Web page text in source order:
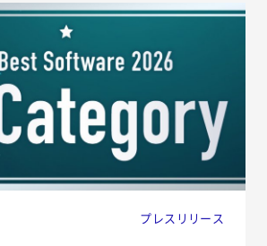
プレスリリース